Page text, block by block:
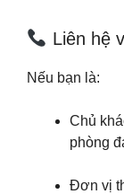
Liên hệ
Nếu bạn là:
Chủ
phòng
Đơn vị